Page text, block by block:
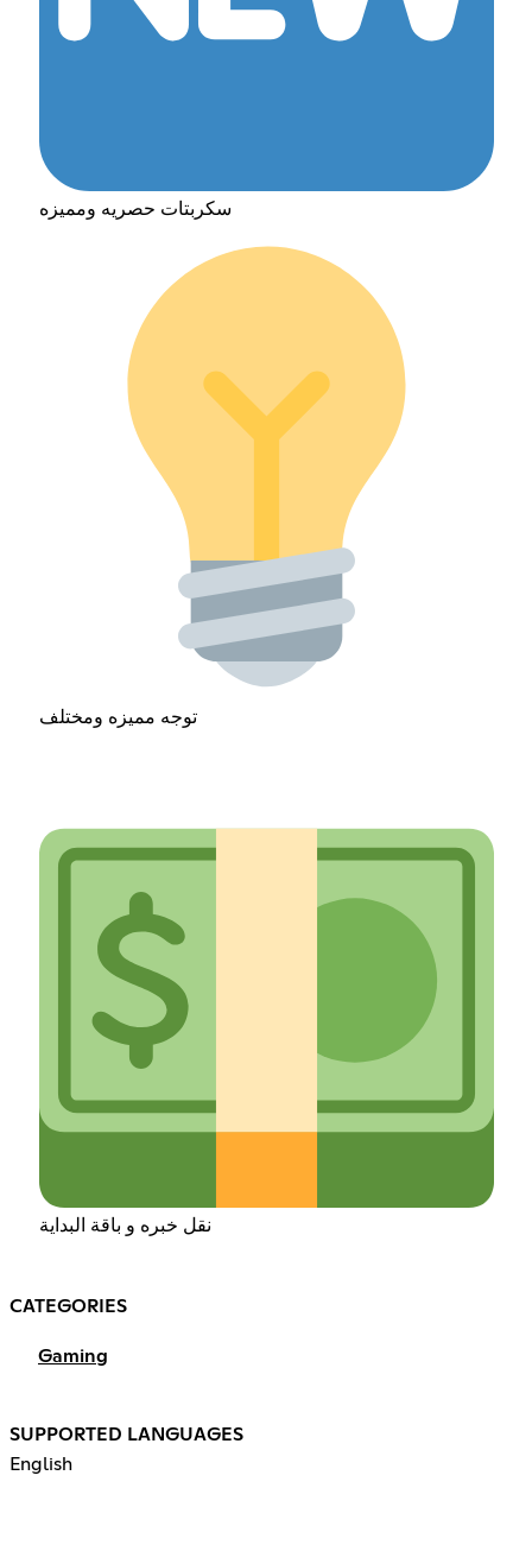
سكربتات حصريه ومميزه
توجه مميزه ومختلف
نقل خبره و باقة البداية
CATEGORIES
Gaming
SUPPORTED LANGUAGES
English